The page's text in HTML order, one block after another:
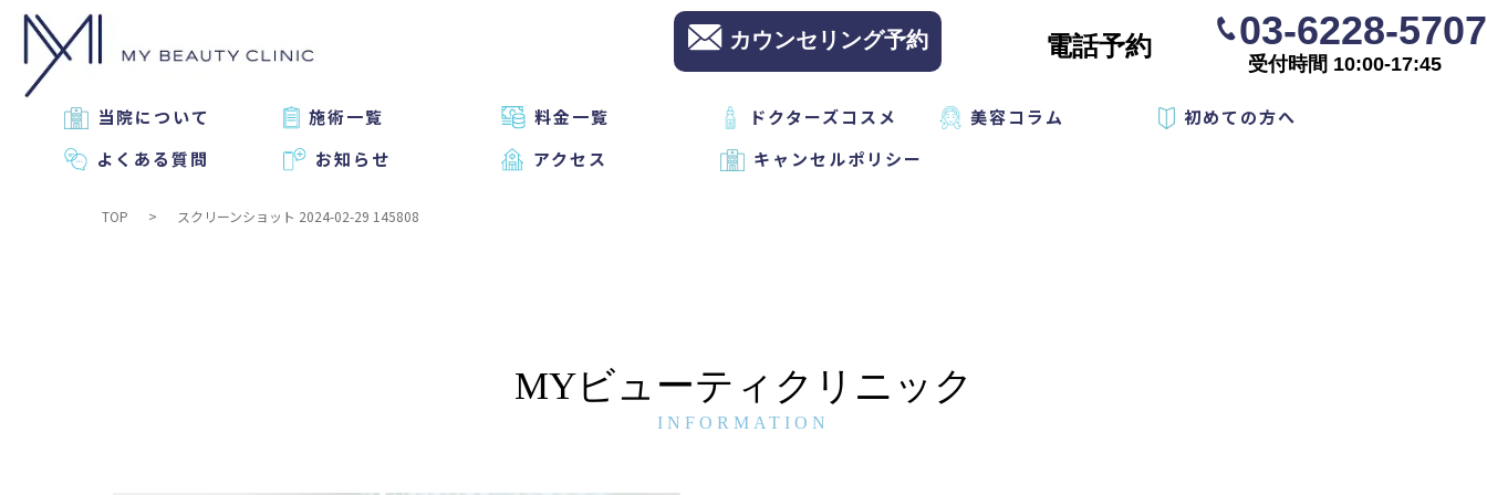
カウンセリング予約 電話予約 03-6228-5707
受付時間 10:00-17:45
当院について 施術一覧 料金一覧 ドクターズコスメ 美容コラム
初めての方へ
よくある質問
お知らせ アクセス キャンセルポリシー
TOP スクリーンショット 2024-02-29 145808
MYビューティクリニック
INFORMATION